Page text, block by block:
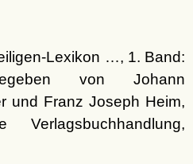
Lexikon …, 1. Band:
von Johann
und Franz Joseph Heim,
Verlagsbuchhandlung,